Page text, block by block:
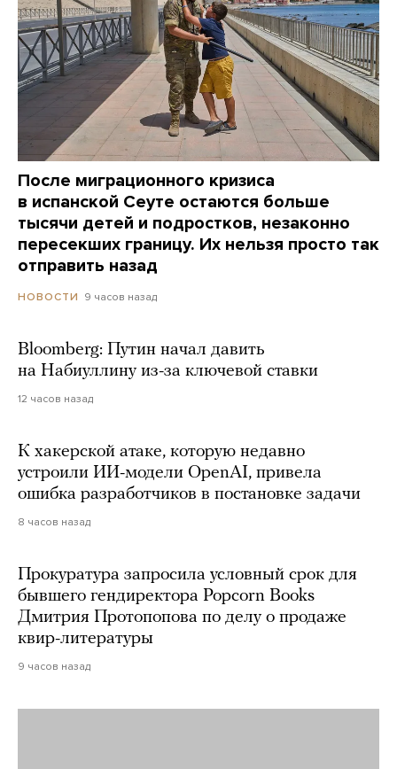
После миграционного кризиса
в испанской Сеуте остаются больше
тысячи детей и подростков, незаконно
пересекших границу. Их нельзя просто так
отправить назад
НОВОСТИ 9 часов назад
Bloomberg: Путин начал давить
на Набиуллину из-за ключевой ставки
12 часов назад
К хакерской атаке, которую недавно
устроили ИИ-модели OpenAI, привела
ошибка разработчиков в постановке задачи
8 часов назад
Прокуратура запросила условный срок для
бывшего гендиректора Popcorn Books
Дмитрия Протопопова по делу о продаже
квир-литературы
9 часов назад